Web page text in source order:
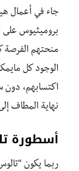
جاء في أعمال
بروميثيوس على
منحتهم الفرصة
الوجود كل
اكتسابهم، دون
نهاية المطاف
أسطورة